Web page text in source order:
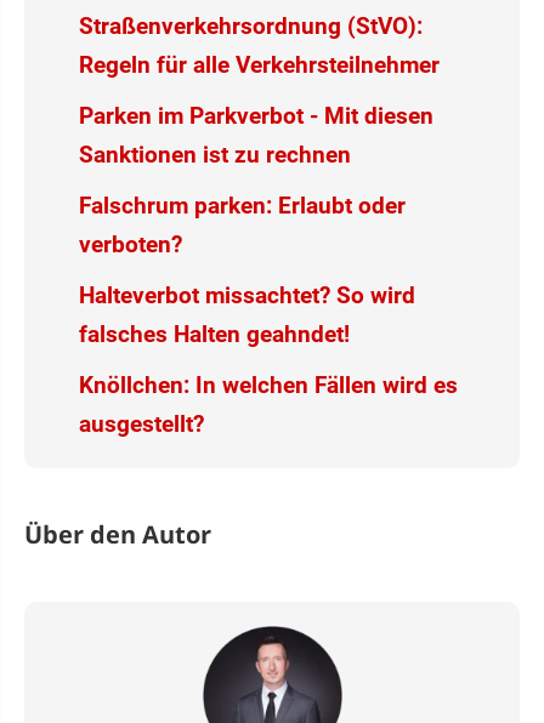
Straßenverkehrsordnung (StVO):
Regeln für alle Verkehrsteilnehmer
Parken im Parkverbot - Mit diesen
Sanktionen ist zu rechnen
Falschrum parken: Erlaubt oder
verboten?
Halteverbot missachtet? So wird
falsches Halten geahndet!
Knöllchen: In welchen Fällen wird es
ausgestellt?
Über den Autor